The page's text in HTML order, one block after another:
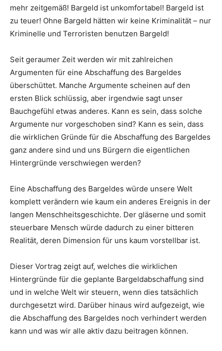
mehr zeitgemäß! Bargeld ist unkomfortabel! Bargeld ist
zu teuer! Ohne Bargeld hätten wir keine Kriminalität – nur
Kriminelle und Terroristen benutzen Bargeld!
Seit geraumer Zeit werden wir mit zahlreichen
Argumenten für eine Abschaffung des Bargeldes
überschüttet. Manche Argumente scheinen auf den
ersten Blick schlüssig, aber irgendwie sagt unser
Bauchgefühl etwas anderes. Kann es sein, dass solche
Argumente nur vorgeschoben sind? Kann es sein, dass
die wirklichen Gründe für die Abschaffung des Bargeldes
ganz andere sind und uns Bürgern die eigentlichen
Hintergründe verschwiegen werden?
Eine Abschaffung des Bargeldes würde unsere Welt
komplett verändern wie kaum ein anderes Ereignis in der
langen Menschheitsgeschichte. Der gläserne und somit
steuerbare Mensch würde dadurch zu einer bitteren
Realität, deren Dimension für uns kaum vorstellbar ist.
Dieser Vortrag zeigt auf, welches die wirklichen
Hintergründe für die geplante Bargeldabschaffung sind
und in welche Welt wir steuern, wenn dies tatsächlich
durchgesetzt wird. Darüber hinaus wird aufgezeigt, wie
die Abschaffung des Bargeldes noch verhindert werden
kann und was wir alle aktiv dazu beitragen können.